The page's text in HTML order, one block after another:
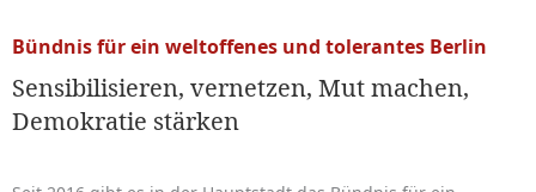
Bündnis für ein weltoffenes und tolerantes Berlin
Sensibilisieren, vernetzen, Mut machen,
Demokratie stärken